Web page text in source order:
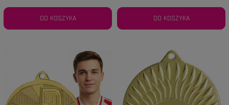
DO KOSZYKA DO KOSZYKA